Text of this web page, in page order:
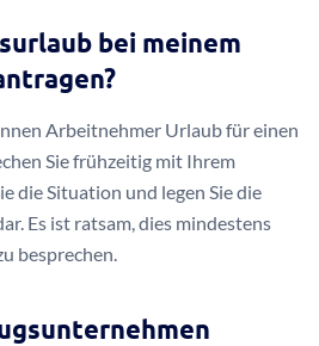
bei meinem
Arbeitnehmer Urlaub für einen
Sie frühzeitig mit Ihrem
die Situation und legen Sie die
Es ist ratsam, dies mindestens
besprechen.